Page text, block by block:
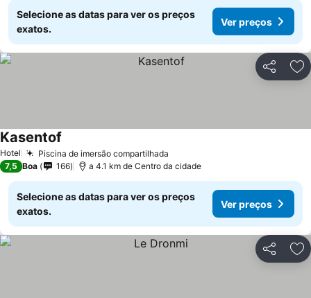
Selecione as datas para ver os preços
exatos.
Ver preços
Partilhar
Hotel Piscina de imersão compartilhada
Kasentof
7,5 Boa 166 a 4.1 km de Centro da cidade
Selecione as datas para ver os preços
exatos.
Ver preços
Partilhar